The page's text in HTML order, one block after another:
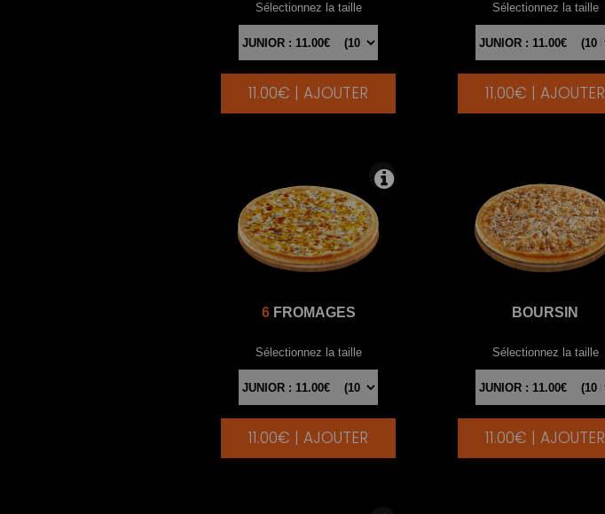
Sélectionnez la taille
|
11.00€ | AJOUTER
Sélectionnez la taille
|
11.00€ | AJOUTER
6FROMAGES
Sélectionnez la taille
|
11.00€ | AJOUTER
BOURSIN
Sélectionnez la taille
|
11.00€ | AJOUTER